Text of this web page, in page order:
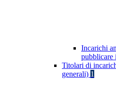
Incarichi
pubblicare
Titolari di
generali) 1